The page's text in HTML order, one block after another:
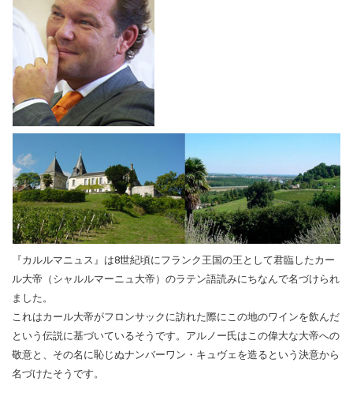
『カルルマニュス』は8世紀頃にフランク王国の王として君臨したカー
ル大帝（シャルルマーニュ大帝）のラテン語読みにちなんで名づけられ
ました。
これはカール大帝がフロンサックに訪れた際にこの地のワインを飲んだ
という伝説に基づいているそうです。 アルノー氏はこの偉大な大帝への
敬意と、その名に恥じぬナンバーワン・キュヴェを造るという決意から
名づけたそうです。